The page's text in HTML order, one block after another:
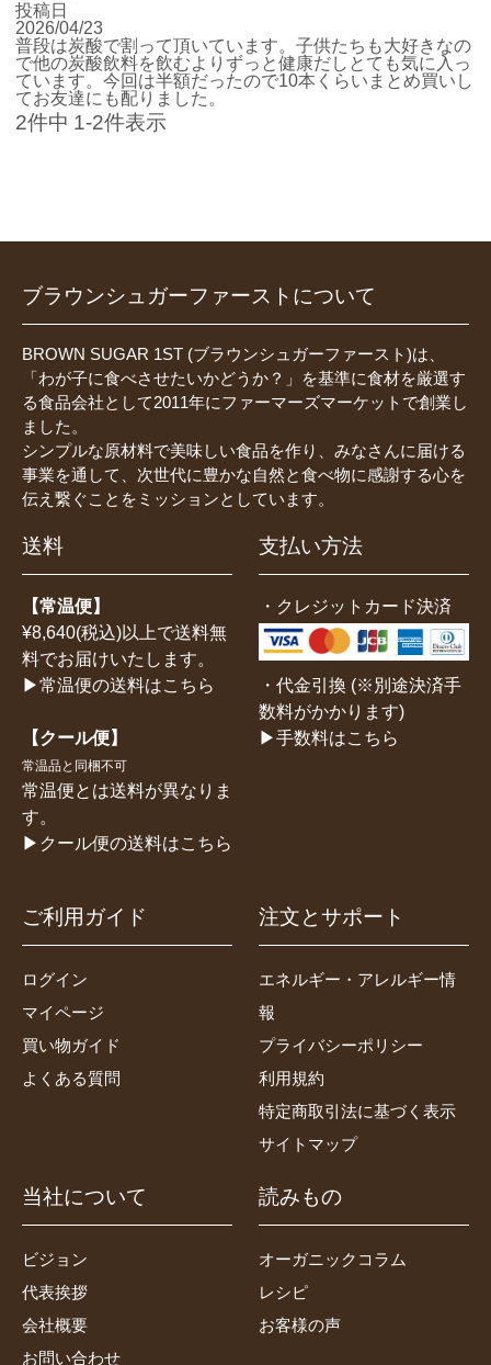
投稿日
2026/04/23
普段は炭酸で割って頂いています。子供たちも大好きなの
で他の炭酸飲料を飲むよりずっと健康だしとても気に入っ
ています。今回は半額だったので10本くらいまとめ買いし
てお友達にも配りました。
2件中 1-2件表示
ブラウンシュガーファーストについて
BROWN SUGAR 1ST (ブラウンシュガーファースト)は、
「わが子に食べさせたいかどうか？」を基準に食材を厳選す
る食品会社として2011年にファーマーズマーケットで創業し
ました。
シンプルな原材料で美味しい食品を作り、みなさんに届ける
事業を通して、次世代に豊かな自然と食べ物に感謝する心を
伝え繋ぐことをミッションとしています。
送料
【常温便】
¥8,640(税込)以上で送料無
料でお届けいたします。
▶常温便の送料はこちら
【クール便】
常温品と同梱不可
常温便とは送料が異なりま
す。
▶クール便の送料はこちら
支払い方法
・クレジットカード決済
・代金引換 (※別途決済手
数料がかかります)
▶手数料はこちら
ご利用ガイド
ログイン
マイページ
買い物ガイド
よくある質問
注文とサポート
エネルギー・アレルギー情
報
プライバシーポリシー
利用規約
特定商取引法に基づく表示
サイトマップ
当社について
ビジョン
代表挨拶
会社概要
お問い合わせ
読みもの
オーガニックコラム
レシピ
お客様の声